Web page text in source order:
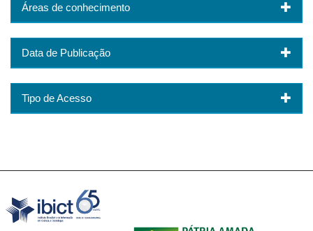
Áreas de conhecimento
Data de Publicação
Tipo de Acesso